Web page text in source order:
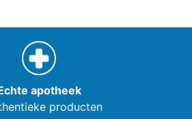
apotheek
producten